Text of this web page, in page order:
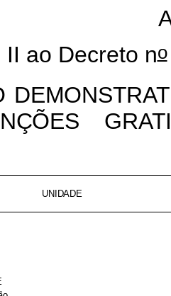
II ao Decreto no
UNIDADE